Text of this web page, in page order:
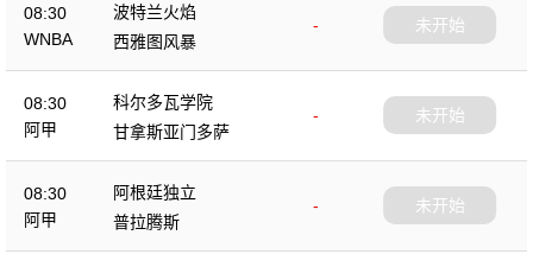
08:30
WNBA
波特兰火焰
-
西雅图风暴
未开始
08:30
阿甲
科尔多瓦学院
-
甘拿斯亚门多萨
未开始
08:30
阿甲
阿根廷独立
-
普拉腾斯
未开始